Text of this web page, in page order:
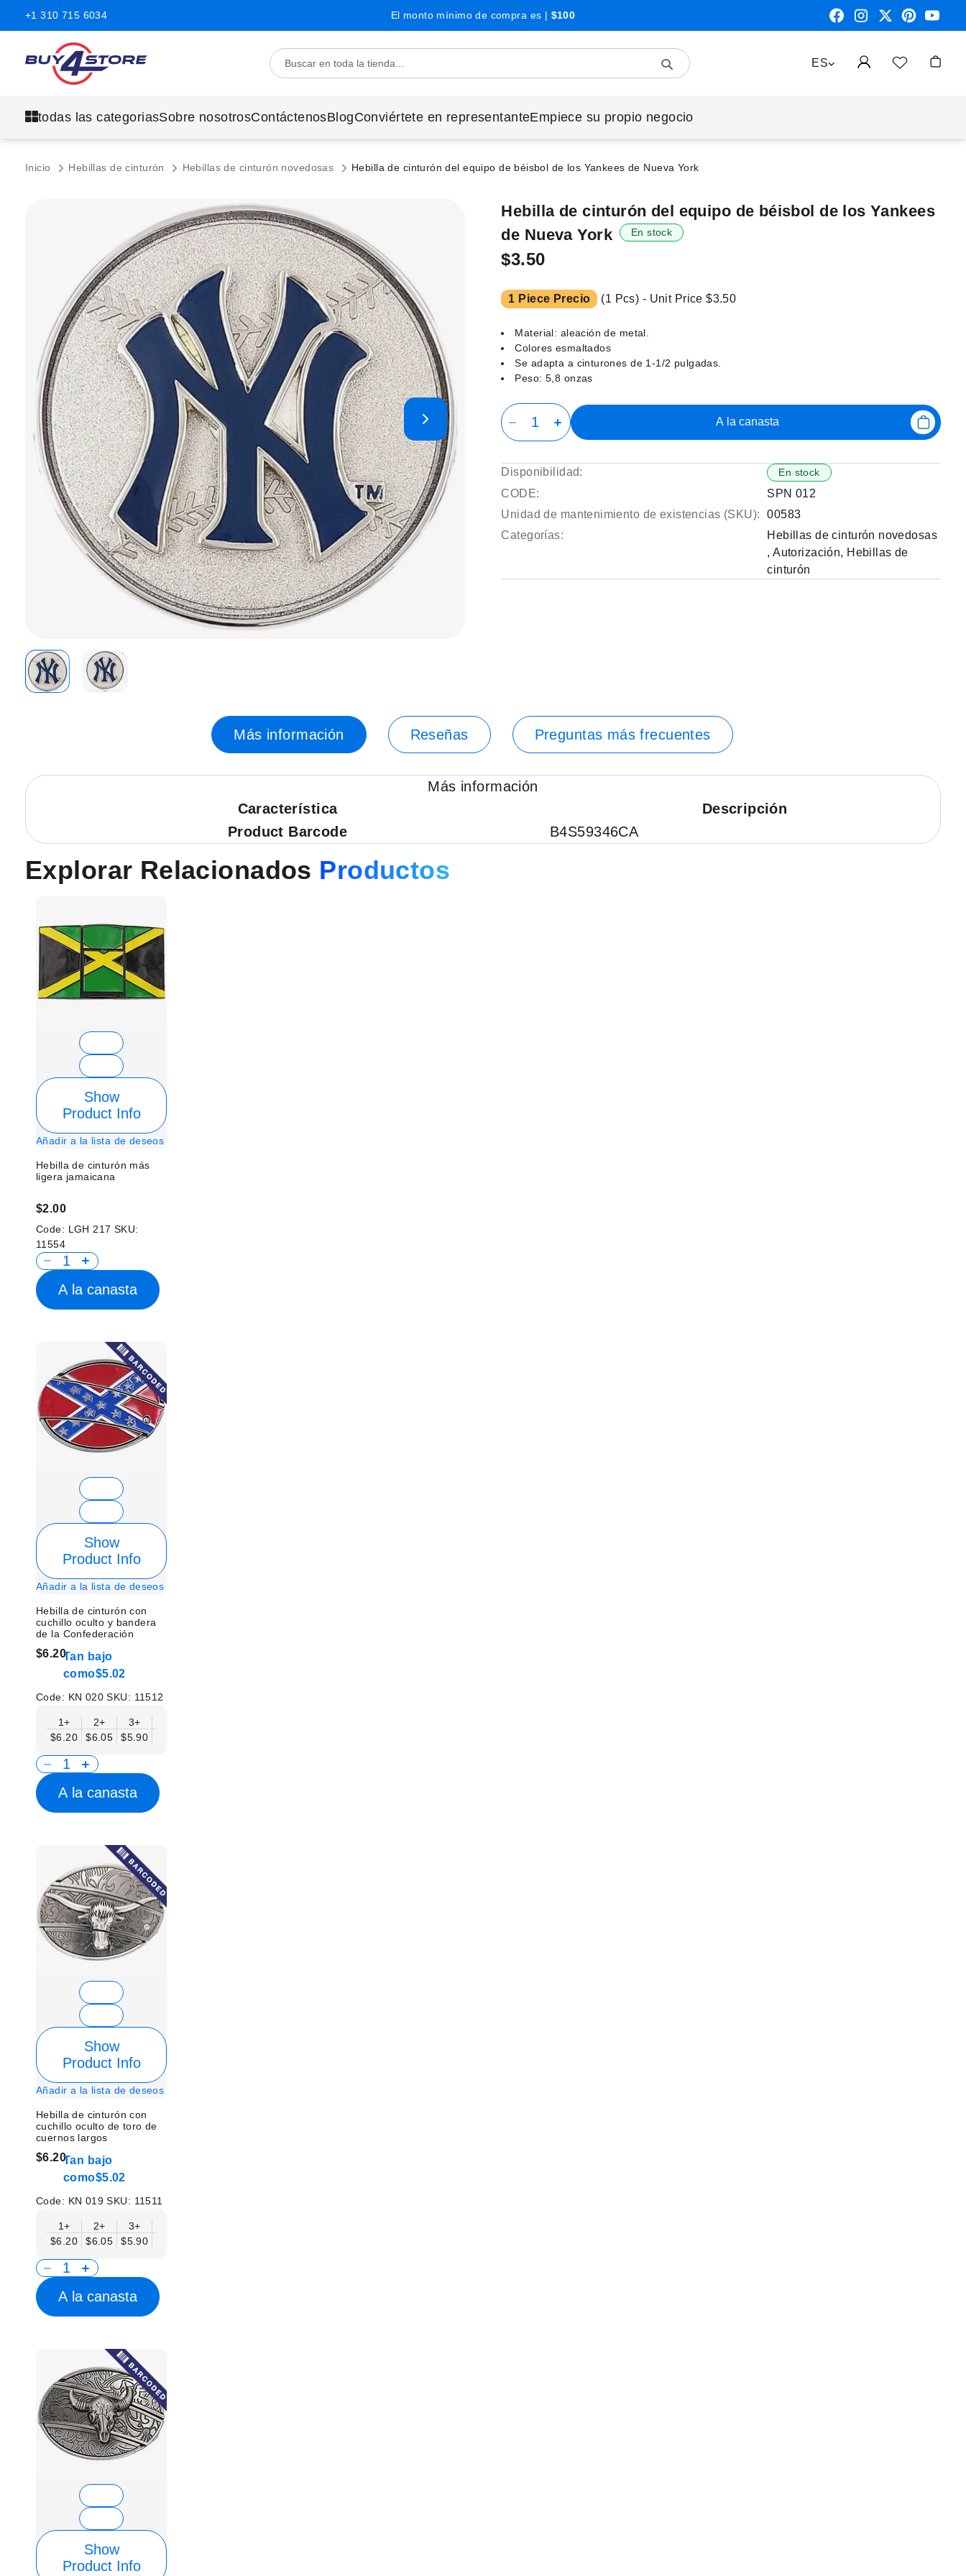
+1 310 715 6034 El monto mínimo de compra es | $100
LENGUAJE
ES
Search
todas las categoriasSobre nosotrosContáctenosBlogConviértete en representanteEmpiece su propio negocio
Inicio Hebillas de cinturón Hebillas de cinturón novedosas Hebilla de cinturón del equipo de béisbol de los Yankees de Nueva York
imágenes.
galería
de
Hebilla de cinturón del equipo de béisbol de los Yankees
de Nueva York
En stock
$3.50
1 Piece Precio (1 Pcs) - Unit Price$3.50
Material: aleación de metal.
Colores esmaltados
Se adapta a cinturones de 1-1/2 pulgadas.
Peso: 5,8 onzas
A la canasta
Disponibilidad: En stock
CODE:
SPN 012
Unidad de mantenimiento de existencias (SKU):
00583
Categorías:
Hebillas de cinturón novedosas
,Autorización, Hebillas de
cinturón
Más información Reseñas Preguntas más frecuentes
Más información
Característica
Descripción
Product Barcode
B4S59346CA
Explorar Relacionados Productos
Show
Product Info
Añadir a la lista de deseos
Hebilla de cinturón más
ligera jamaicana
$2.00
Code: LGH 217 SKU:
11554
A la canasta
Show
Product Info
Añadir a la lista de deseos
Hebilla de cinturón con
cuchillo oculto y bandera
de la Confederación
$6.20Tan bajo
como$5.02
Code: KN 020SKU: 11512
1+
$6.20
2+
$6.05
3+
$5.90
A la canasta
Show
Product Info
Añadir a la lista de deseos
Hebilla de cinturón con
cuchillo oculto de toro de
cuernos largos
$6.20Tan bajo
como$5.02
Code: KN 019SKU: 11511
1+
$6.20
2+
$6.05
3+
$5.90
A la canasta
Show
Product Info